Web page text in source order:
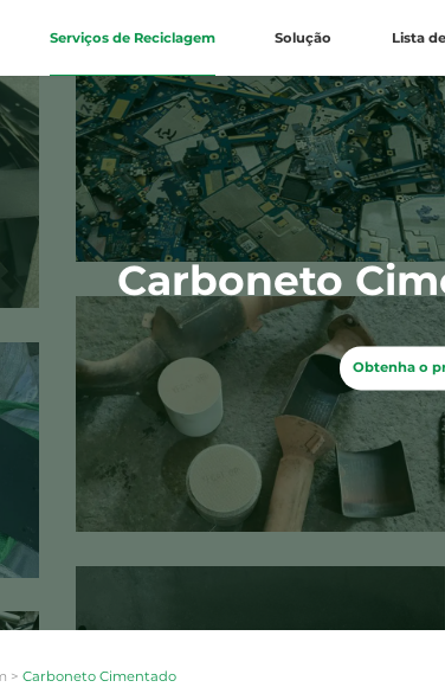
Serviços de Reciclagem Solução Lista
Carboneto
Obtenha o
> Carboneto Cimentado